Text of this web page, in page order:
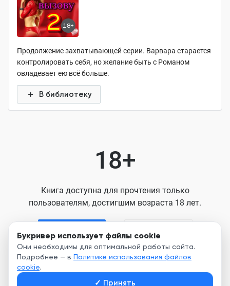
Букривер использует файлы cookie
Они необходимы для оптимальной работы сайта.
Подробнее — в Политике использования файлов
cookie.
✓ Принять
18+
Продолжение захватывающей серии. Варвара старается
контролировать себя, но желание быть с Романом
овладевает ею всё больше.
В библиотеку
18+
Книга доступна для прочтения только
пользователям, достигшим возраста 18 лет.
Нажимая кнопку, я принимаю условия
Пользовательского соглашения